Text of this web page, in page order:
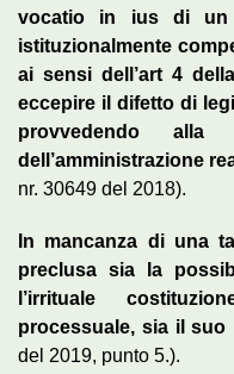
vocatio in ius di un
istituzionalmente
ai sensi dell’art 4
eccepire il difetto di
provvedendo alla
dell’amministrazione
nr. 30649 del 2018).
In mancanza di una
preclusa sia la
l’irrituale
processuale, sia il suo
del 2019, punto 5.).